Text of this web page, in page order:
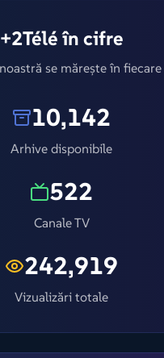
+2Télé în cifre
se mărește în fiecare
10,142
Arhive disponibile
522
Canale TV
242,919
Vizualizări totale